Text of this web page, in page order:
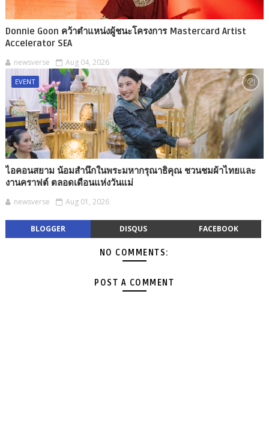
Donnie Goon คว้าตำแหน่งผู้ชนะโครงการ Mastercard Artist
Accelerator SEA
newsverse Aug 04, 2026
EVENT
ไอคอนสยาม น้อมสำนึกในพระมหากรุณาธิคุณ ชวนชมผ้าไทยและ
งานคราฟต์ ตลอดเดือนแห่งวันแม่
newsverse Aug 01, 2026
BLOGGER DISQUS FACEBOOK
NO COMMENTS:
POST A COMMENT